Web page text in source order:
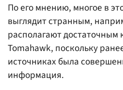
По его мнению, многое в
выглядит странным,
располагают достаточным
Tomahawk, поскольку
источниках была
информация.